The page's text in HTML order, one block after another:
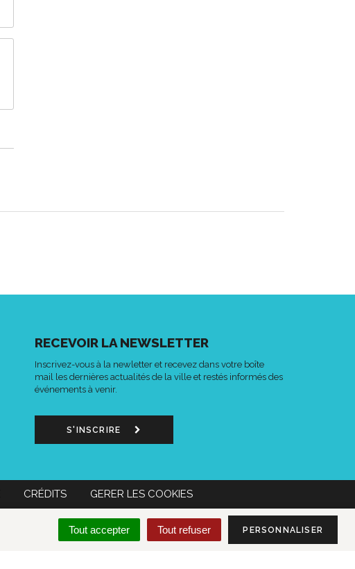
Tout accepter Tout refuser PERSONNALISER
RECEVOIR LA NEWSLETTER
Inscrivez-vous à la newletter et recevez dans votre boîte
mail les dernières actualités de la ville et restés informés des
événements à venir.
S'INSCRIRE
CRÉDITS GERER LES COOKIES
MON COMPTE CITOYEN
Lien
vers
Acce-
o